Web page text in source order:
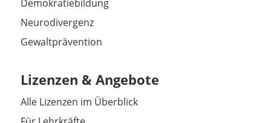
Demokratiebildung
Neurodivergenz
Gewaltprävention
Lizenzen & Angebote
Alle Lizenzen im Überblick